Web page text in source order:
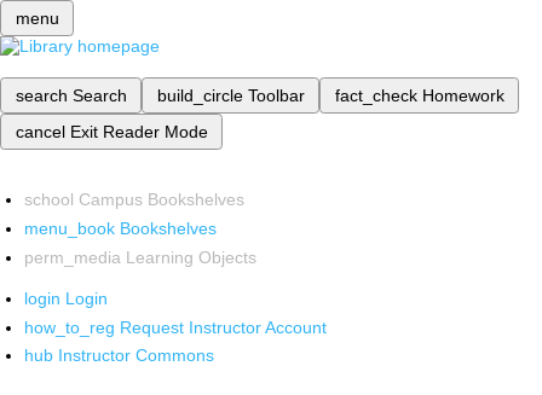
menu
search Search build_circle Toolbar fact_check Homework
cancel Exit Reader Mode
school Campus Bookshelves
menu_book Bookshelves
perm_media Learning Objects
login Login
how_to_reg Request Instructor Account
hub Instructor Commons